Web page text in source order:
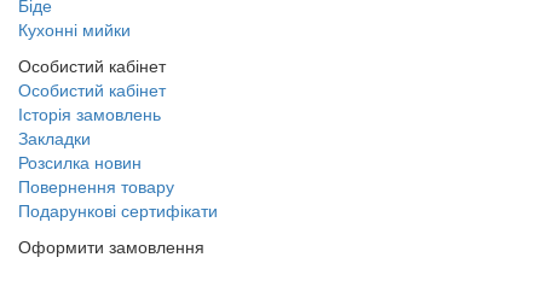
Біде
Кухонні мийки
Особистий кабінет
Особистий кабінет
Історія замовлень
Закладки
Розсилка новин
Повернення товару
Подарункові сертифікати
Оформити замовлення